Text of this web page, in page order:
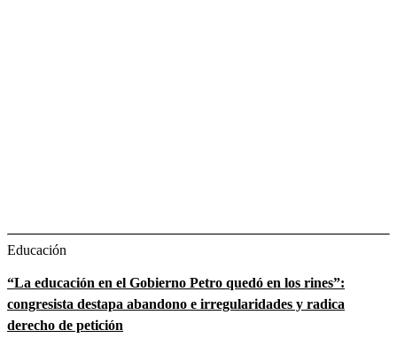
Educación
“La educación en el Gobierno Petro quedó en los rines”:
congresista destapa abandono e irregularidades y radica
derecho de petición